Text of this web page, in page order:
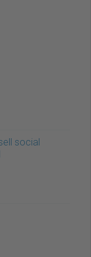
social